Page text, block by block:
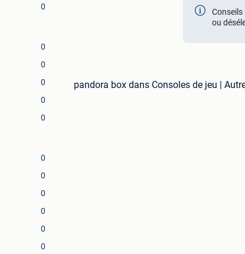
0
0
0
0
0
0
0
0
0
0
0
0
ou
pandora box dans Consoles de jeu |